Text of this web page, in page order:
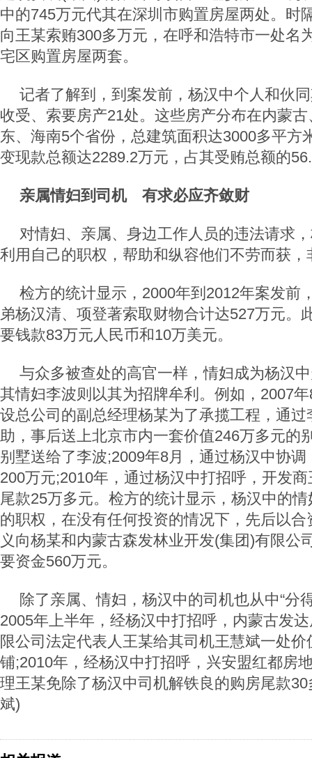
中的745万元代其在深圳市购置房屋两处。时
向王某索贿300多万元，在呼和浩特市一处名
宅区购置房屋两套。
记者了解到，到案发前，杨汉中个人和伙
收受、索要房产21处。这些房产分布在内蒙
东、海南5个省份，总建筑面积达3000多平方
变现款总额达2289.2万元，占其受贿总额的
亲属情妇到司机 有求必应齐敛财
对情妇、亲属、身边工作人员的违法请求
利用自己的职权，帮助和纵容他们不劳而获，
检方的统计显示，2000年到2012年案发前
弟杨汉清、项登著索取财物合计达527万元。
要钱款83万元人民币和10万美元。
与众多被查处的高官一样，情妇成为杨汉
其情妇李波则以其为招牌牟利。例如，2007
设总公司的副总经理杨某为了承揽工程，通
助，事后送上北京市内一套价值246万多元的
别墅送给了李波;2009年8月，通过杨汉中协
200万元;2010年，通过杨汉中打招呼，开发
尾款25万多元。检方的统计显示，杨汉中的
的职权，在没有任何投资的情况下，先后以
义向杨某和内蒙古森发林业开发(集团)有限公
要资金560万元。
除了亲属、情妇，杨汉中的司机也从中“分
2005年上半年，经杨汉中打招呼，内蒙古发
限公司法定代表人王某给其司机王慧斌一处
铺;2010年，经杨汉中打招呼，兴安盟红都房
理王某免除了杨汉中司机解铁良的购房尾款
斌)